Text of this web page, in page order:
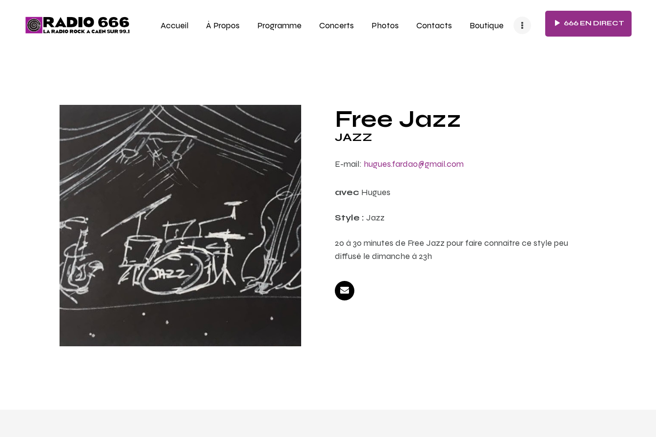
Accueil À Propos Programme Concerts Photos Contacts Boutique 666 EN DIRECT
Free Jazz
JAZZ
E-mail: hugues.fardao@gmail.com
avec Hugues
Style :Jazz
20 à 30 minutes de Free Jazz pour faire connaître ce style peu
diffusé le dimanche à 23h